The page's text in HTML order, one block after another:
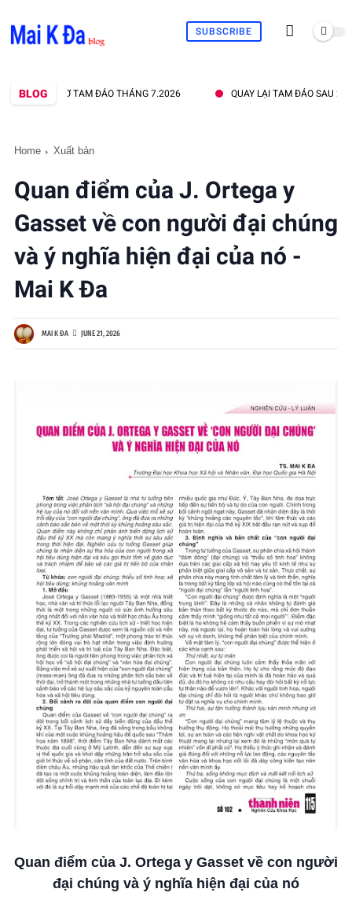
SUBSCRIBE
BLOG
NHÀ THỜ TAM ĐẢO THÁNG 7.2026 QUAY LẠI TAM ĐẢO SAU 20 NĂM
Home Xuất bản
Quan điểm của J. Ortega y
Gasset về con người đại chúng
và ý nghĩa hiện đại của nó -
Mai K Đa
MAI K ĐA JUNE 21, 2026
Quan điểm của J. Ortega y Gasset về con người
đại chúng và ý nghĩa hiện đại của nó